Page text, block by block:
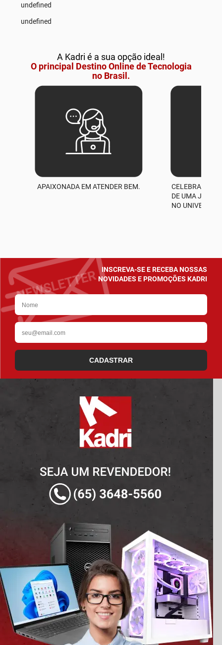
undefined
undefined
A Kadri é a sua opção ideal!
O principal Destino Online de Tecnologia
no Brasil.
APAIXONADA EM ATENDER BEM.
CELEBRAMOS
DE UMA
NO UNIVERSO
INSCREVA-SE E RECEBA NOSSAS
NOVIDADES E PROMOÇÕES KADRI
CADASTRAR